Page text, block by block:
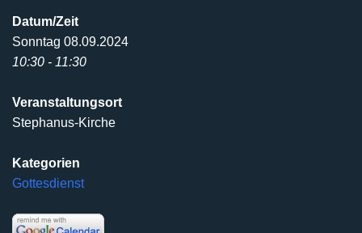
Datum/Zeit
Sonntag 08.09.2024
10:30 - 11:30
Veranstaltungsort
Stephanus-Kirche
Kategorien
Gottesdienst